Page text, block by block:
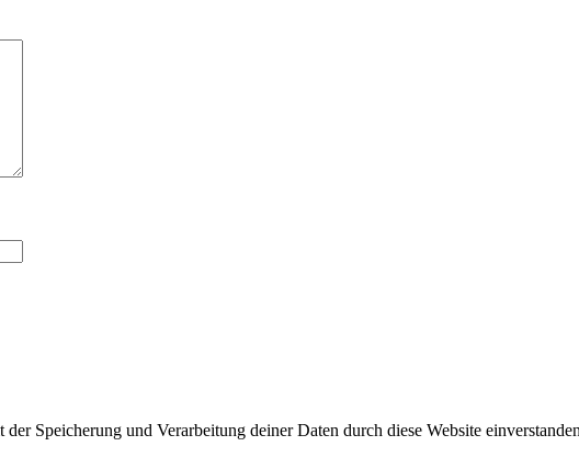
Speicherung und Verarbeitung deiner Daten durch diese Website